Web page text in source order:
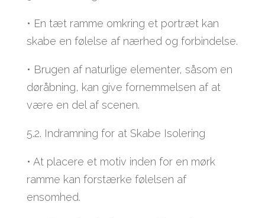
• En tæt ramme omkring et portræt kan
skabe en følelse af nærhed og forbindelse.
• Brugen af naturlige elementer, såsom en
døråbning, kan give fornemmelsen af at
være en del af scenen.
5.2. Indramning for at Skabe Isolering
• At placere et motiv inden for en mørk
ramme kan forstærke følelsen af
ensomhed.